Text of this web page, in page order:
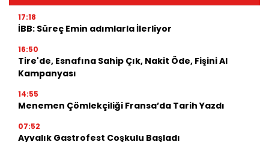
17:18
İBB: Süreç Emin adımlarla İlerliyor
16:50
Tire'de, Esnafına Sahip Çık, Nakit Öde, Fişini Al
Kampanyası
14:55
Menemen Çömlekçiliği Fransa’da Tarih Yazdı
07:52
Ayvalık Gastrofest Coşkulu Başladı